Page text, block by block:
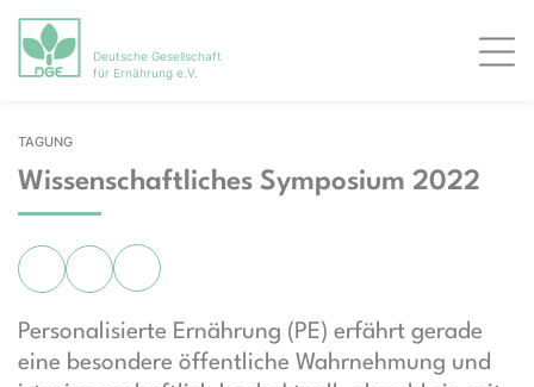
Deutsche Gesellschaft
für Ernährung e.V.
TAGUNG
Wissenschaftliches Symposium 2022
Personalisierte Ernährung (PE) erfährt gerade
eine besondere öffentliche Wahrnehmung und